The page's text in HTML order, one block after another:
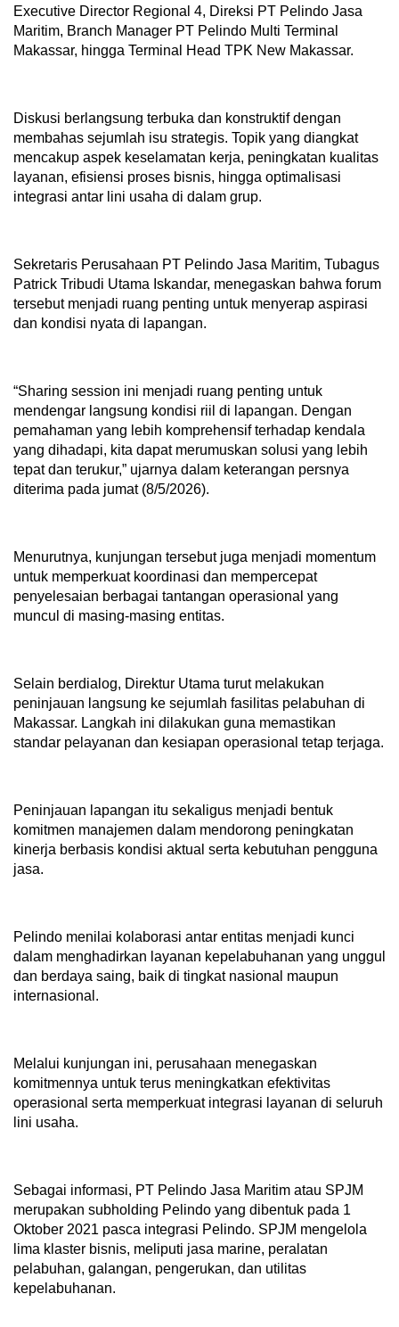
Executive Director Regional 4, Direksi PT Pelindo Jasa
Maritim, Branch Manager PT Pelindo Multi Terminal
Makassar, hingga Terminal Head TPK New Makassar.
Diskusi berlangsung terbuka dan konstruktif dengan
membahas sejumlah isu strategis. Topik yang diangkat
mencakup aspek keselamatan kerja, peningkatan kualitas
layanan, efisiensi proses bisnis, hingga optimalisasi
integrasi antar lini usaha di dalam grup.
Sekretaris Perusahaan PT Pelindo Jasa Maritim, Tubagus
Patrick Tribudi Utama Iskandar, menegaskan bahwa forum
tersebut menjadi ruang penting untuk menyerap aspirasi
dan kondisi nyata di lapangan.
“Sharing session ini menjadi ruang penting untuk
mendengar langsung kondisi riil di lapangan. Dengan
pemahaman yang lebih komprehensif terhadap kendala
yang dihadapi, kita dapat merumuskan solusi yang lebih
tepat dan terukur,” ujarnya dalam keterangan persnya
diterima pada jumat (8/5/2026).
Menurutnya, kunjungan tersebut juga menjadi momentum
untuk memperkuat koordinasi dan mempercepat
penyelesaian berbagai tantangan operasional yang
muncul di masing-masing entitas.
Selain berdialog, Direktur Utama turut melakukan
peninjauan langsung ke sejumlah fasilitas pelabuhan di
Makassar. Langkah ini dilakukan guna memastikan
standar pelayanan dan kesiapan operasional tetap terjaga.
Peninjauan lapangan itu sekaligus menjadi bentuk
komitmen manajemen dalam mendorong peningkatan
kinerja berbasis kondisi aktual serta kebutuhan pengguna
jasa.
Pelindo menilai kolaborasi antar entitas menjadi kunci
dalam menghadirkan layanan kepelabuhanan yang unggul
dan berdaya saing, baik di tingkat nasional maupun
internasional.
Melalui kunjungan ini, perusahaan menegaskan
komitmennya untuk terus meningkatkan efektivitas
operasional serta memperkuat integrasi layanan di seluruh
lini usaha.
Sebagai informasi, PT Pelindo Jasa Maritim atau SPJM
merupakan subholding Pelindo yang dibentuk pada 1
Oktober 2021 pasca integrasi Pelindo. SPJM mengelola
lima klaster bisnis, meliputi jasa marine, peralatan
pelabuhan, galangan, pengerukan, dan utilitas
kepelabuhanan.